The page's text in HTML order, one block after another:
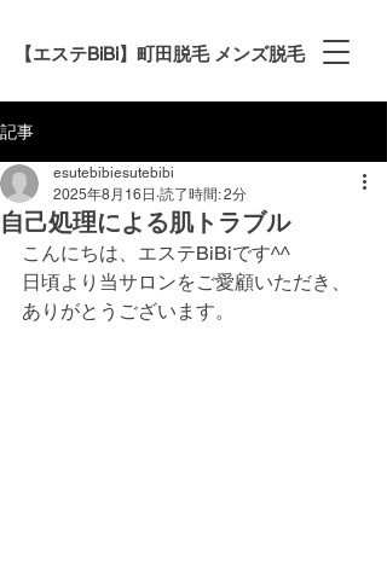
【エステBiBi】町田脱毛 メンズ脱毛
記事
自己処理による肌トラブル
esutebibiesutebibi
2025年8月16日 読了時間: 2分
こんにちは、エステBiBiです^^
日頃より当サロンをご愛顧いただき、
ありがとうございます。